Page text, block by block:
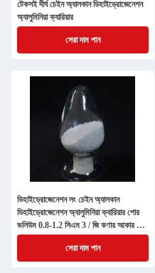
টেকসই দীর্ঘ চেইন অ্যালকান ডিহাইড্রোজেনেশন
অ্যালুমিনিয়া ক্যারিয়ার
সেরা দাম পান
ডিহাইড্রোজেনেশন লং চেইন অ্যালকান
ডিহাইড্রোজেনেশন অ্যালুমিনিয়া ক্যারিয়ার পোর
ভলিউম 0.8-1.2 সিএম 3 / জি কণার আকার 2
মিমি
সেরা দাম পান